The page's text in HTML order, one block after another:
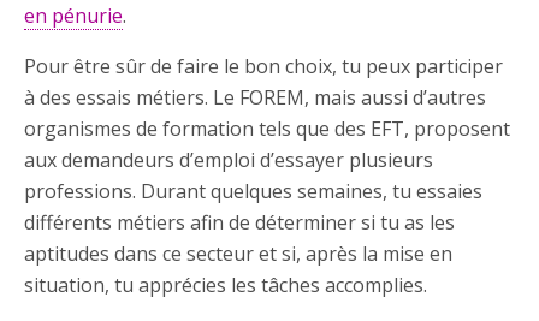
en pénurie.
Pour être sûr de faire le bon choix, tu peux participer
à des essais métiers. Le FOREM, mais aussi d’autres
organismes de formation tels que des EFT, proposent
aux demandeurs d’emploi d’essayer plusieurs
professions. Durant quelques semaines, tu essaies
différents métiers afin de déterminer si tu as les
aptitudes dans ce secteur et si, après la mise en
situation, tu apprécies les tâches accomplies.